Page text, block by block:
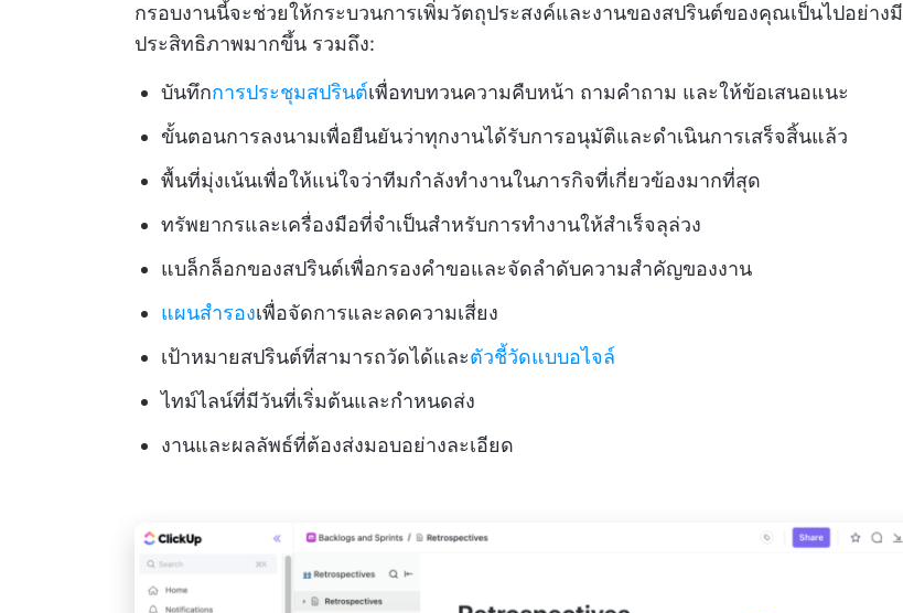
กรอบงานนี้จะช่วยให้กระบวนการเพิ่มวัตถุประสงค์และงานของสปรินต์ของคุณเป็นไปอย่างมี
ประสิทธิภาพมากขึ้น รวมถึง:
บันทึกการประชุมสปรินต์เพื่อทบทวนความคืบหน้า ถามคำถาม และให้ข้อเสนอแนะ
ขั้นตอนการลงนามเพื่อยืนยันว่าทุกงานได้รับการอนุมัติและดำเนินการเสร็จสิ้นแล้ว
พื้นที่มุ่งเน้นเพื่อให้แน่ใจว่าทีมกำลังทำงานในภารกิจที่เกี่ยวข้องมากที่สุด
ทรัพยากรและเครื่องมือที่จำเป็นสำหรับการทำงานให้สำเร็จลุล่วง
แบล็กล็อกของสปรินต์เพื่อกรองคำขอและจัดลำดับความสำคัญของงาน
แผนสำรองเพื่อจัดการและลดความเสี่ยง
เป้าหมายสปรินต์ที่สามารถวัดได้และตัวชี้วัดแบบอไจล์
ไทม์ไลน์ที่มีวันที่เริ่มต้นและกำหนดส่ง
งานและผลลัพธ์ที่ต้องส่งมอบอย่างละเอียด